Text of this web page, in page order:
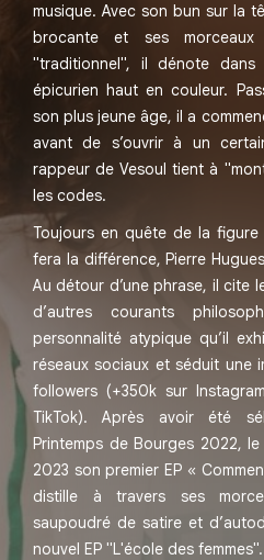
musique. Avec son bun sur la
brocante et ses
"traditionnel", il dénote dans
épicurien haut en couleur.
son plus jeune âge, il a
avant de s’ouvrir à un
rappeur de Vesoul tient à
les codes.
Toujours en quête de la
fera la différence, Pierre
Au détour d’une phrase, il cite
d’autres courants
personnalité atypique qu’il
réseaux sociaux et séduit une
followers (+350k sur
TikTok). Après avoir été
Printemps de Bourges 2022,
2023 son premier EP «
distille à travers ses
saupoudré de satire et
nouvel EP "L'école des femmes".